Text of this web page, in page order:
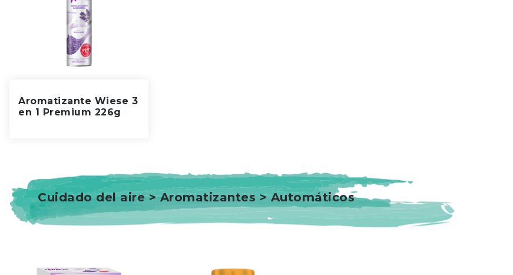
Aromatizante Wiese 3
en 1 Premium 226g
Cuidado del aire > Aromatizantes > Automáticos